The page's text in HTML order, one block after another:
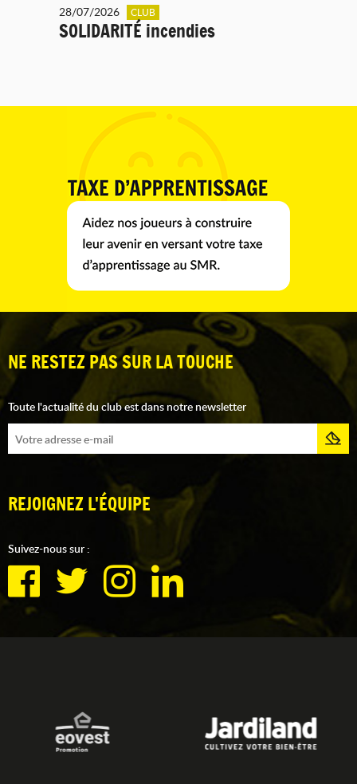
28/07/2026 CLUB
SOLIDARITÉ incendies
NE RESTEZ PAS SUR LA TOUCHE
Toute l'actualité du club est dans notre newsletter
REJOIGNEZ L'ÉQUIPE
Suivez-nous sur :